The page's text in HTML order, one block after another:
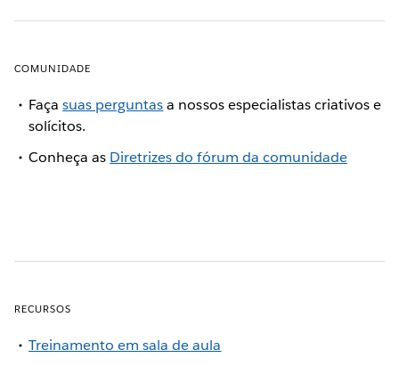
COMUNIDADE
Façasuas perguntasa nossos especialistas criativos e
solícitos.
Conheça as Diretrizes do fórum da comunidade
RECURSOS
Treinamento em sala de aula